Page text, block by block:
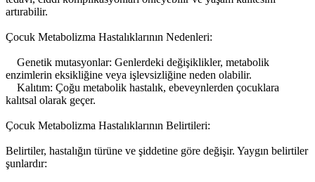
artırabilir.
Çocuk Metabolizma Hastalıklarının Nedenleri:
Genetik mutasyonlar: Genlerdeki değişiklikler, metabolik
enzimlerin eksikliğine veya işlevsizliğine neden olabilir.
Kalıtım: Çoğu metabolik hastalık, ebeveynlerden çocuklara
kalıtsal olarak geçer.
Çocuk Metabolizma Hastalıklarının Belirtileri:
Belirtiler, hastalığın türüne ve şiddetine göre değişir. Yaygın belirtiler
şunlardır: